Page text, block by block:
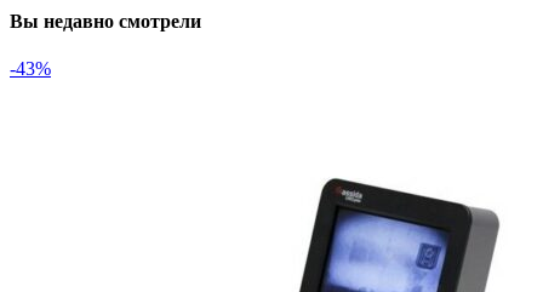
Вы недавно смотрели
-43%